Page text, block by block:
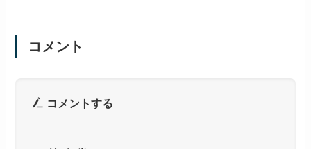
コメント
コメントする